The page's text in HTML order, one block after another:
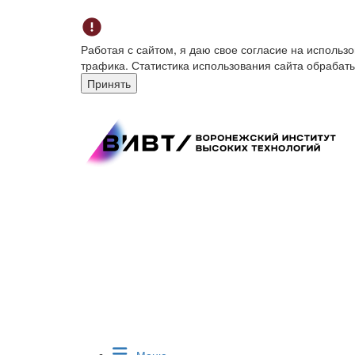
Работая с сайтом, я даю свое согласие на
трафика. Статистика использования сайта
Принять